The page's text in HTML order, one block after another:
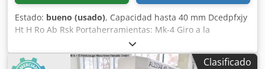
Estado: bueno (usado), Capacidad hasta 40 mm Dcedpfxjy
Ht H Ro Ab Rsk Portaherramientas: Mk-4 Giro a la
izquierda/derecha Velocidad variable mediante
accionamiento variador
Clasificado